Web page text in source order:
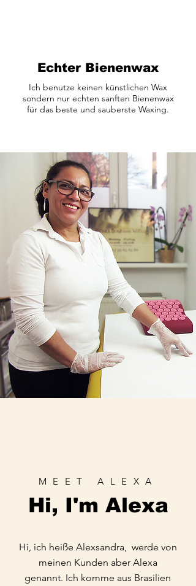
Echter Bienenwax
Ich benutze keinen künstlichen Wax
sondern nur echten sanften Bienenwax
für das beste und sauberste Waxing.
MEET ALEXA
Hi, I'm Alexa
Hi, ich heiße Alexsandra, werde von
meinen Kunden aber Alexa
genannt. Ich komme aus Brasilien